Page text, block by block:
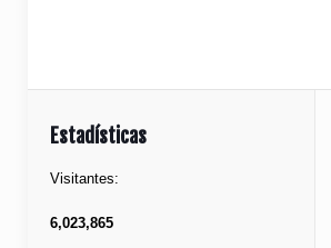
Estadísticas
Visitantes:
6,023,865